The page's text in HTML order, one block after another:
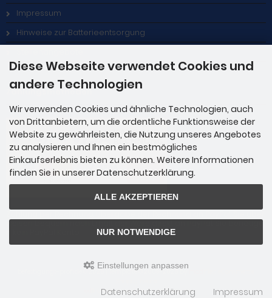
Impressum
Hinweise zur Batterieentsorgung
Zahlungsmethoden
weisen bequem nach Erhalt der Ware direkt an PayPal. Sie benötige
befestigungs-profi.de © 2026 | Template © 2009-2026 by
ified eCommerce Shopsoftware © 2009-2026
Diese Webseite verwendet Cookies und
andere Technologien
Wir verwenden Cookies und ähnliche Technologien, auch
von Drittanbietern, um die ordentliche Funktionsweise der
Website zu gewährleisten, die Nutzung unseres Angebotes
zu analysieren und Ihnen ein bestmögliches
Einkaufserlebnis bieten zu können. Weitere Informationen
finden Sie in unserer Datenschutzerklärung.
ALLE AKZEPTIEREN
NUR NOTWENDIGE
Einstellungen anpassen
Datenschutzerklärung Impressum